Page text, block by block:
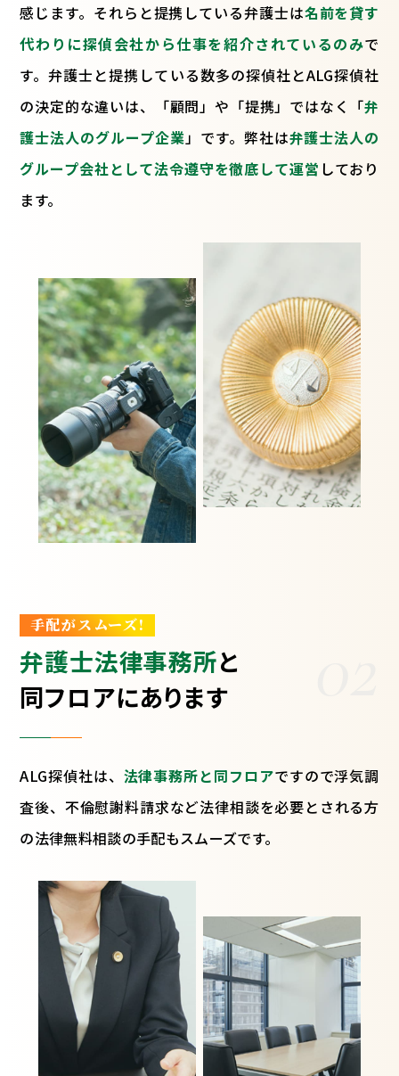
感じます。それらと提携している弁護士は名前を貸す
代わりに探偵会社から仕事を紹介されているのみで
す。弁護士と提携している数多の探偵社とALG探偵社
の決定的な違いは、「顧問」や「提携」ではなく「弁
護士法人のグループ企業 」です。弊社は弁護士法人の
グループ会社として法令遵守を徹底して運営 しており
ます。
手配がスムーズ!
弁護士法律事務所と
同フロアにあります
ALG探偵社は、 法律事務所と同フロアですので浮気調
査後、不倫慰謝料請求など法律相談を必要とされる方
の法律無料相談の手配もスムーズです。